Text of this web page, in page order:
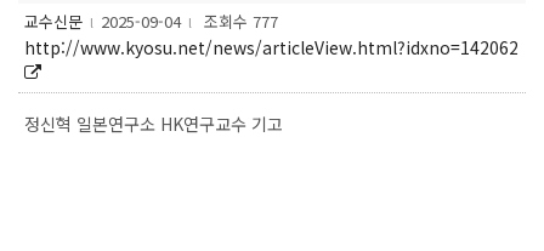
교수신문 l 2025-09-04 l 조회수 777
http://www.kyosu.net/news/articleView.html?idxno=142062
정신혁 일본연구소 HK연구교수 기고